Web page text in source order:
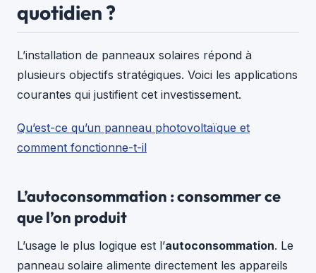
quotidien ?
L’installation de panneaux solaires répond à
plusieurs objectifs stratégiques. Voici les applications
courantes qui justifient cet investissement.
Qu’est-ce qu’un panneau photovoltaïque et
comment fonctionne-t-il
L’autoconsommation : consommer ce
que l’on produit
L’usage le plus logique est l’autoconsommation. Le
panneau solaire alimente directement les appareils